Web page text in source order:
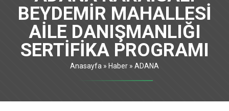
BEYDEMİR MAHALLESİ
AİLE DANIŞMANLIĞI
SERTİFİKA PROGRAMI
Anasayfa » Haber » ADANA